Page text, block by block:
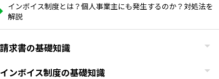
インボイス制度とは？個人事業主にも発生するのか？対処法を
解説
請求書の基礎知識
インボイス制度の基礎知識